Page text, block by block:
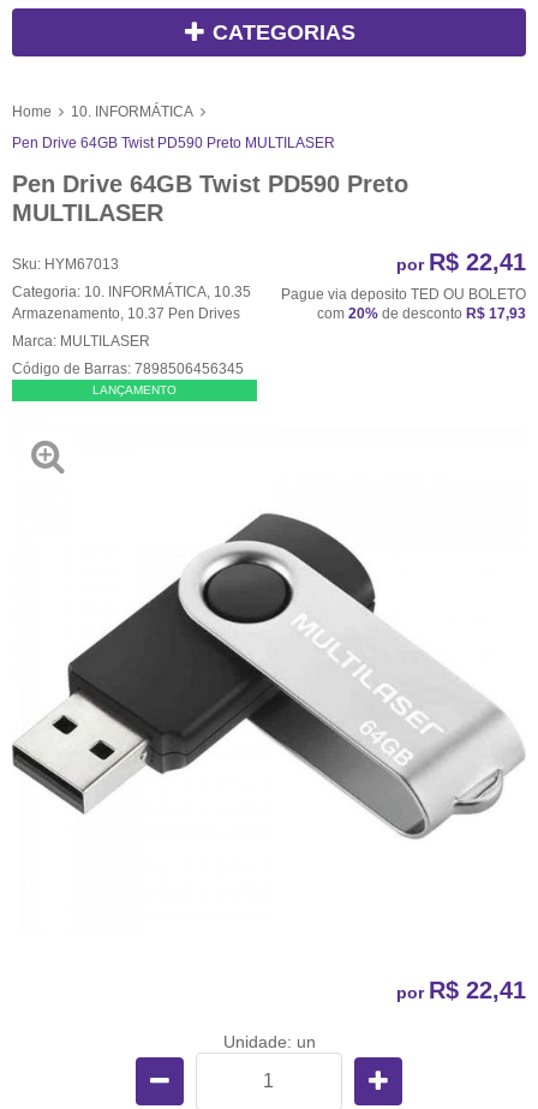
CATEGORIAS
Home
10. INFORMÁTICA
Pen Drive 64GB Twist PD590 Preto MULTILASER
Pen Drive 64GB Twist PD590 Preto
MULTILASER
Sku: HYM67013
Categoria: 10. INFORMÁTICA 10.35
Armazenamento 10.37 Pen Drives
Marca: MULTILASER
Código de Barras: 7898506456345
LANÇAMENTO
por R$ 22,41
Pague via deposito TED OU BOLETO
com 20% de desconto R$ 17,93
por R$ 22,41
Unidade: un